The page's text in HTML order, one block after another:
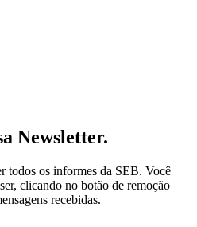
Newsletter.
todos os informes da SEB. Você
clicando no botão de remoção
recebidas.